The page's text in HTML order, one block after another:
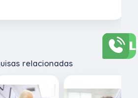
relacionadas